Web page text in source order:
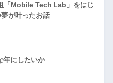
「Mobile Tech Lab」をはじ
が叶ったお話
年にしたいか